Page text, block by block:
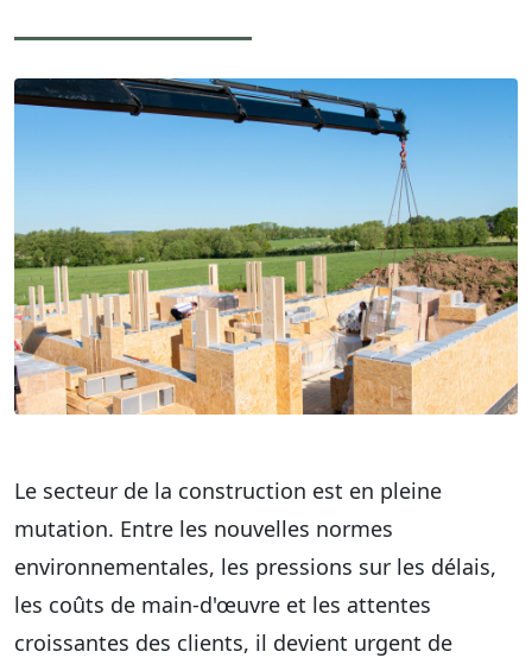
Le secteur de la construction est en pleine
mutation. Entre les nouvelles normes
environnementales, les pressions sur les délais,
les coûts de main-d'œuvre et les attentes
croissantes des clients, il devient urgent de